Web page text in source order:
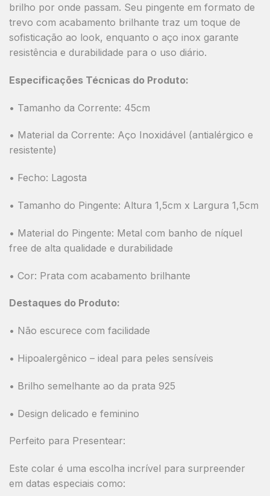
brilho por onde passam. Seu pingente em formato de
trevo com acabamento brilhante traz um toque de
sofisticação ao look, enquanto o aço inox garante
resistência e durabilidade para o uso diário.
Especificações Técnicas do Produto:
• Tamanho da Corrente: 45cm
• Material da Corrente: Aço Inoxidável (antialérgico e
resistente)
• Fecho: Lagosta
• Tamanho do Pingente: Altura 1,5cm x Largura 1,5cm
• Material do Pingente: Metal com banho de níquel
free de alta qualidade e durabilidade
• Cor: Prata com acabamento brilhante
Destaques do Produto:
• Não escurece com facilidade
• Hipoalergênico – ideal para peles sensíveis
• Brilho semelhante ao da prata 925
• Design delicado e feminino
Perfeito para Presentear:
Este colar é uma escolha incrível para surpreender
em datas especiais como: